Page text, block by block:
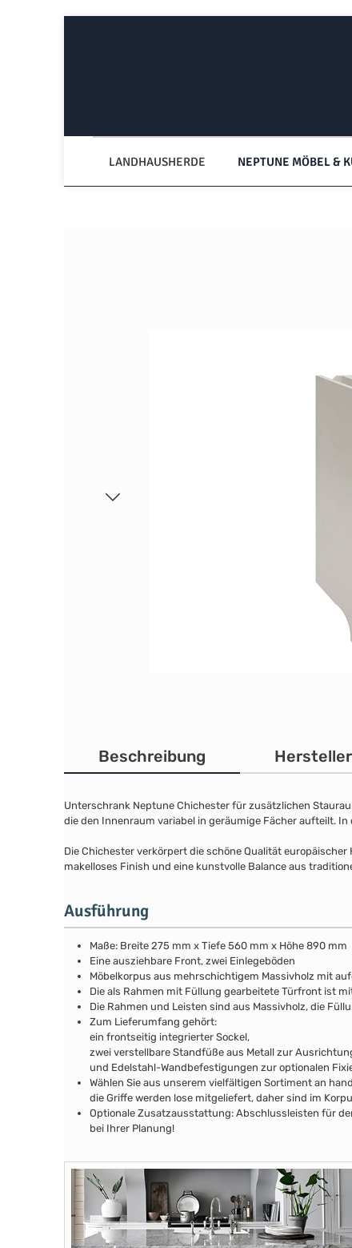
LANDHAUSHERDE NEPTUNE MÖBEL &
Beschreibung Hersteller
Unterschrank Neptune Chichester für zusätzlichen
die den Innenraum variabel in geräumige Fächer aufteilt.
Die Chichester verkörpert die schöne Qualität
makelloses Finish und eine kunstvolle Balance aus
Ausführung
Maße: Breite 275 mm x Tiefe 560 mm x Höhe 890 mm
Eine ausziehbare Front, zwei Einlegeböden
Möbelkorpus aus mehrschichtigem Massivholz mit
Die als Rahmen mit Füllung gearbeitete Türfront ist
Die Rahmen und Leisten sind aus Massivholz, die
Zum Lieferumfang gehört:
ein frontseitig integrierter Sockel,
zwei verstellbare Standfüße aus Metall zur
und Edelstahl-Wandbefestigungen zur optionalen
Wählen Sie aus unserem vielfältigen Sortiment an
die Griffe werden lose mitgeliefert, daher sind im
Optionale Zusatzausstattung: Abschlussleisten für
bei Ihrer Planung!